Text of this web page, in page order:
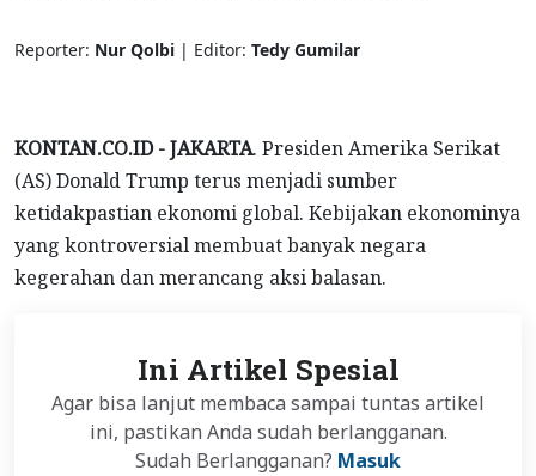
Reporter: Nur Qolbi | Editor: Tedy Gumilar
KONTAN.CO.ID - JAKARTA. Presiden Amerika Serikat
(AS) Donald Trump terus menjadi sumber
ketidakpastian ekonomi global. Kebijakan ekonominya
yang kontroversial membuat banyak negara
kegerahan dan merancang aksi balasan.
Ini Artikel Spesial
Agar bisa lanjut membaca sampai tuntas artikel
ini, pastikan Anda sudah berlangganan.
Sudah Berlangganan? Masuk